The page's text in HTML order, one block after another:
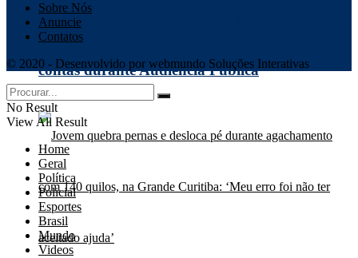
Missal cumpre com legislação e faz prestação de
contas durante Audiência Pública
Sobre Nós
Anuncie
Contatos
© 2020 - Desenvolvido por webmundo Soluções Interativas
No Result
View All Result
Home
Geral
Política
Policial
Esportes
Brasil
Mundo
Videos